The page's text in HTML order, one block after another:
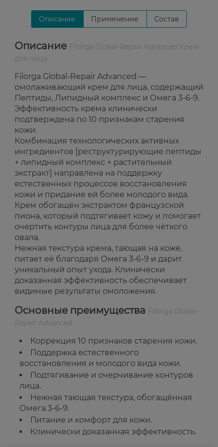
Описание Применение Состав
Описание
Filorga Global-Repair Advanced —
омолаживающий крем для лица, содержащий
Пептиды, Липидный комплекс и Омега 3-6-9.
Эффективность крема клинически
подтверждена по 10 признакам старения
кожи.
Комбинация технологических активных
ингредиентов [реструктурирующие пептиды
+ липидный комплекс + растительный
экстракт] направлена на поддержку
естественных процессов восстановления
кожи и придание ей более молодого вида.
Крем обогащён экстрактом французской
пиона, который подтягивает кожу и помогает
очертить контуры лица для более чёткого
овала.
Нежная текстура крема, тающая на коже,
питает её благодаря Омега 3-6-9 и дарит
уникальный опыт ухода. Клинически
доказанная эффективность обеспечивает
видимые результаты омоложения.
Основные преимущества
Коррекция 10 признаков старения кожи.
Поддержка естественного
восстановления и молодого вида кожи.
Подтягивание и очерчивание контуров
лица.
Нежная тающая текстура, обогащённая
Омега 3-6-9.
Питание и комфорт для кожи.
Клинически доказанная эффективность.